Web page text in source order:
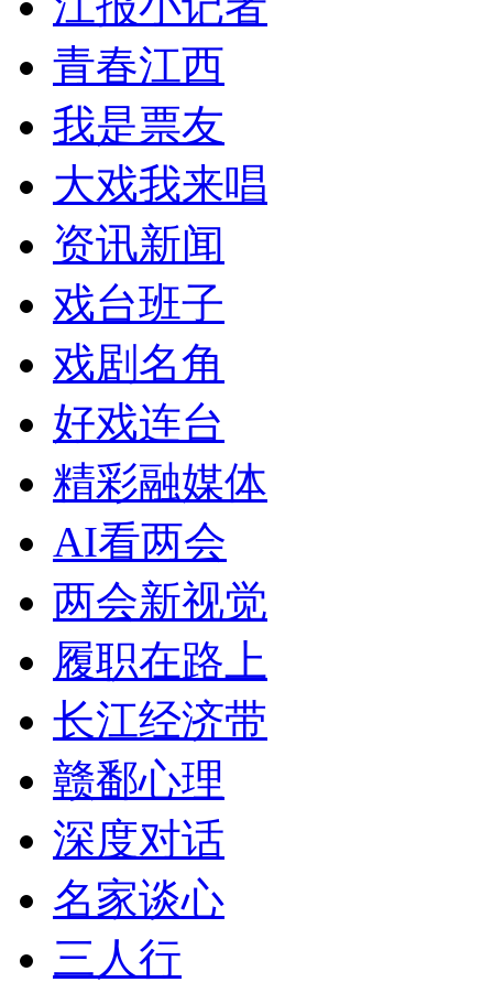
青春江西
我是票友
大戏我来唱
资讯新闻
戏台班子
戏剧名角
好戏连台
精彩融媒体
AI看两会
两会新视觉
履职在路上
长江经济带
赣鄱心理
深度对话
名家谈心
三人行